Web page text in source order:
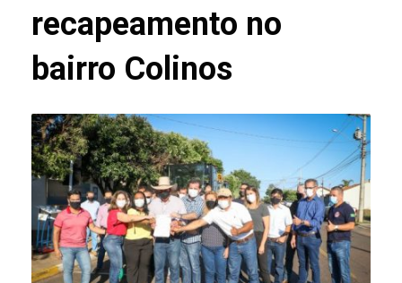
recapeamento no
bairro Colinos